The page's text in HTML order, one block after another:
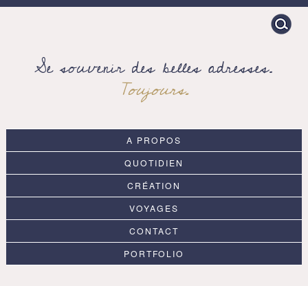
Search
for:
Se souvenir des belles adresses.
Toujours.
A PROPOS
QUOTIDIEN
CRÉATION
VOYAGES
CONTACT
PORTFOLIO